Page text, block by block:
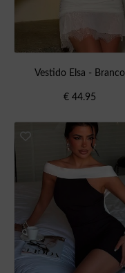
Vestido Elsa - Branco
€ 44.95